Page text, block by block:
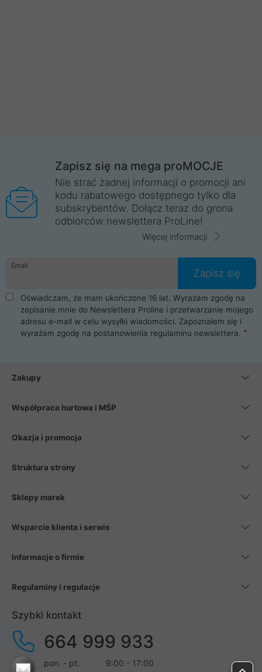
Zapisz się na mega proMOCJE
Nie strać żadnej informacji o promocji ani
kodu rabatowego dostępnego tylko dla
subskrybentów. Dołącz teraz do grona
odbiorców newslettera ProLine!
Więcej informacji
Email
Zapisz się
Oświadczam, że mam ukończone 16 lat. Wyrażam zgodę na
zapisanie mnie do Newslettera Proline i przetwarzanie mojego
adresu e-mail w celu wysyłki wiadomości. Zapoznałem się i
wyrażam zgodę na postanowienia regulaminu newslettera.
Zakupy
Współpraca hurtowa i MŚP
Okazja i promocja
Struktura strony
Sklepy marek
Wsparcie klienta i serwis
Informacje o firmie
Regulaminy i regulacje
Szybki kontakt
664 999 933
pon. - pt.
9:00 - 17:00